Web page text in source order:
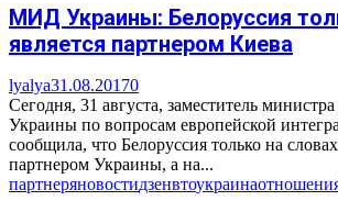
МИД Украины: Белоруссия
является партнером Киева
lyalya31.08.20170
Сегодня, 31 августа, заместитель
Украины по вопросам европейской
сообщила, что Белоруссия только на
партнером Украины, а на...
партнеряновостидзенвтоукраина